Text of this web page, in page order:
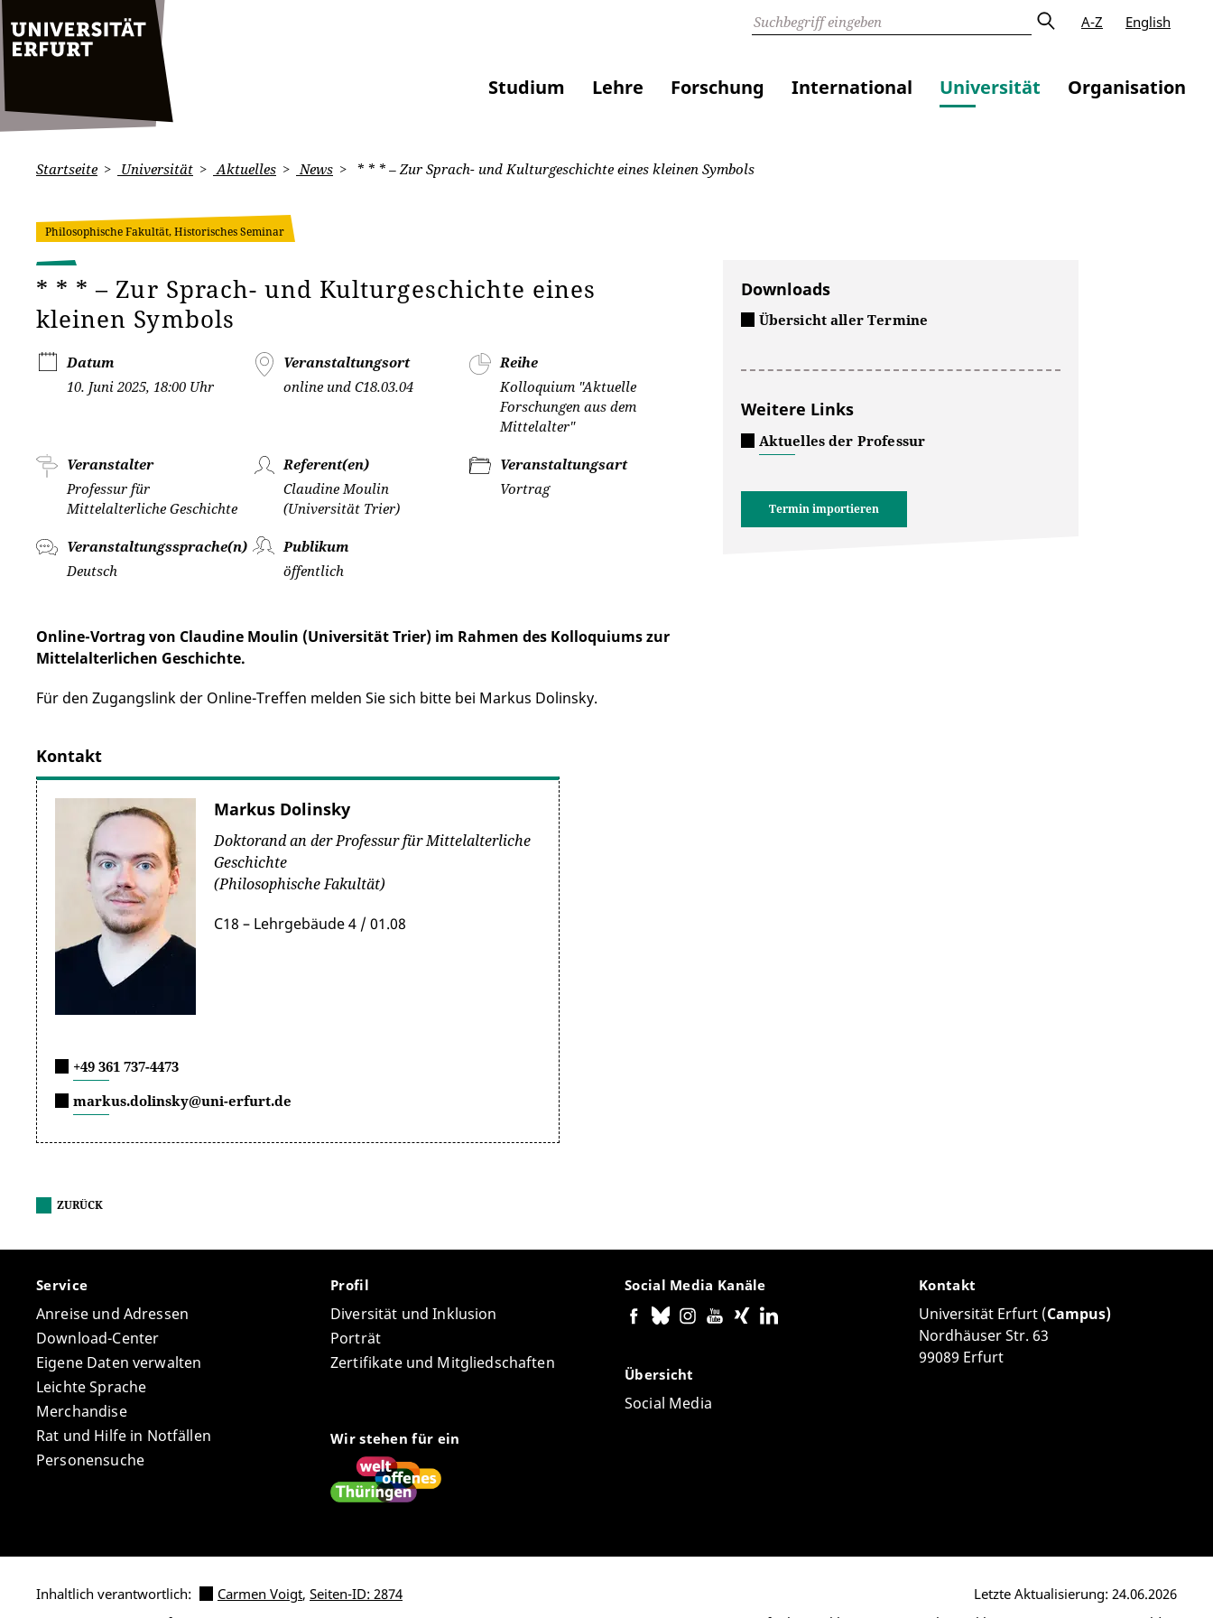
A-Z English
Studium Lehre Forschung International Universität Organisation
Startseite Universität Aktuelles News * * * – Zur Sprach- und Kulturgeschichte eines kleinen Symbols
Philosophische Fakultät, Historisches Seminar
* * * – Zur Sprach- und Kulturgeschichte eines
kleinen Symbols
Datum
10. Juni 2025, 18:00 Uhr
Veranstaltungsort
online und C18.03.04
Reihe
Kolloquium "Aktuelle
Forschungen aus dem
Mittelalter"
Veranstalter
Professur für
Mittelalterliche Geschichte
Referent(en)
Claudine Moulin
(Universität Trier)
Veranstaltungsart
Vortrag
Veranstaltungssprache(n)
Deutsch
Publikum
öffentlich
Online-Vortrag von Claudine Moulin (Universität Trier) im Rahmen des Kolloquiums zur
Mittelalterlichen Geschichte.
Für den Zugangslink der Online-Treffen melden Sie sich bitte bei Markus Dolinsky.
Kontakt
Markus Dolinsky
Doktorand an der Professur für Mittelalterliche
Geschichte
(Philosophische Fakultät)
C18 – Lehrgebäude 4 / 01.08
+49 361 737-4473
markus.dolinsky@uni-erfurt.de
Downloads
Übersicht aller Termine
Weitere Links
Aktuelles der Professur
Termin importieren
ZURÜCK
Service
Anreise und Adressen
Download-Center
Eigene Daten verwalten
Leichte Sprache
Merchandise
Rat und Hilfe in Notfällen
Personensuche
Profil
Diversität und Inklusion
Porträt
Zertifikate und Mitgliedschaften
Wir stehen für ein
Social Media Kanäle
Übersicht
Social Media
Kontakt
Universität Erfurt (Campus)
Nordhäuser Str. 63
99089 Erfurt
Inhaltlich verantwortlich: Carmen Voigt, Seiten-ID: 2874
Letzte Aktualisierung: 24.06.2026